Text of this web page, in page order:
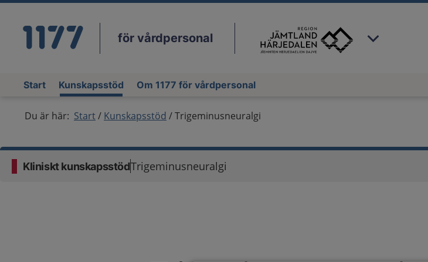
för vårdpersonal Du har valt regionJämtland Härjedalen
Start Kunskapsstöd Om 1177 för vårdpersonal
Du är här: Start Kunskapsstöd Trigeminusneuralgi
Kliniskt kunskapsstödTrigeminusneuralgi